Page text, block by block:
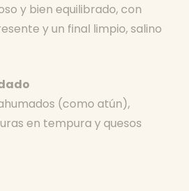
y bien equilibrado, con
y un final limpio, salino
(como atún),
en tempura y quesos